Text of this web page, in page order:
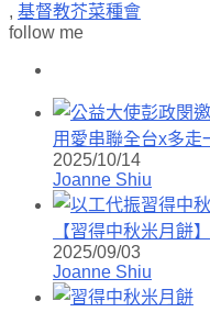
, 基督教芥菜種會
follow me
用愛串聯全台x多走
2025/10/14
Joanne Shiu
【習得中秋米月餅
2025/09/03
Joanne Shiu